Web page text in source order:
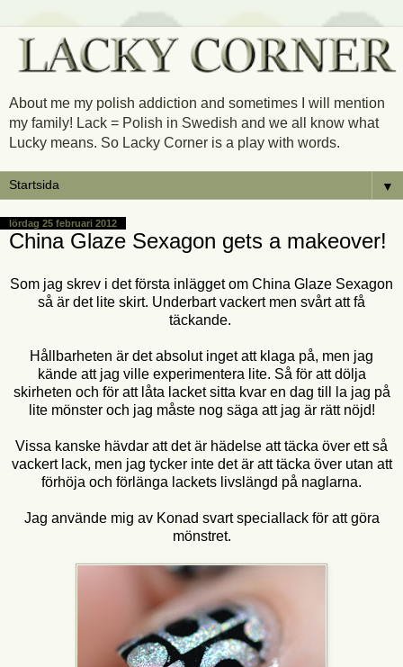
About me my polish addiction and sometimes I will mention
my family! Lack = Polish in Swedish and we all know what
Lucky means. So Lacky Corner is a play with words.
▼
lördag 25 februari 2012
China Glaze Sexagon gets a makeover!
Som jag skrev i det första inlägget om China Glaze Sexagon
så är det lite skirt. Underbart vackert men svårt att få
täckande.
Hållbarheten är det absolut inget att klaga på, men jag
kände att jag ville experimentera lite. Så för att dölja
skirheten och för att låta lacket sitta kvar en dag till la jag på
lite mönster och jag måste nog säga att jag är rätt nöjd!
Vissa kanske hävdar att det är hädelse att täcka över ett så
vackert lack, men jag tycker inte det är att täcka över utan att
förhöja och förlänga lackets livslängd på naglarna.
Jag använde mig av Konad svart speciallack för att göra
mönstret.